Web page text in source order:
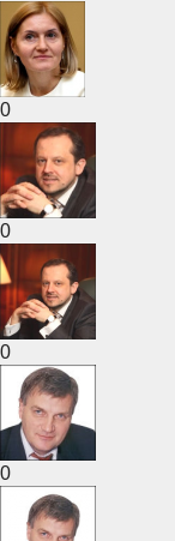
0
0
0
0